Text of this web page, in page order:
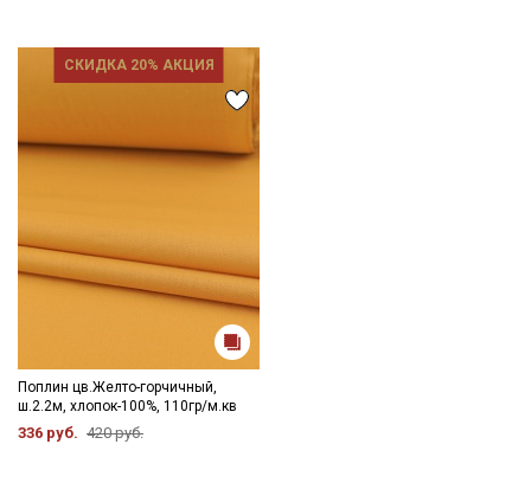
СКИДКА 20% АКЦИЯ
Поплин цв.Желто-горчичный,
ш.2.2м, хлопок-100%, 110гр/м.кв
336 руб. 420 руб.